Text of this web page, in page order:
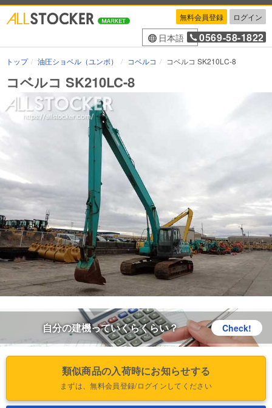
無料会員登録 ログイン
日本語 0569-58-1822
トップ 油圧ショベル（ユンボ） コベルコ コベルコ SK210LC-8
コベルコ SK210LC-8
自分の建機っていくらくらい？ Check!
類似商品の入荷時にお知らせする
まずは、無料会員登録/ログインしてください